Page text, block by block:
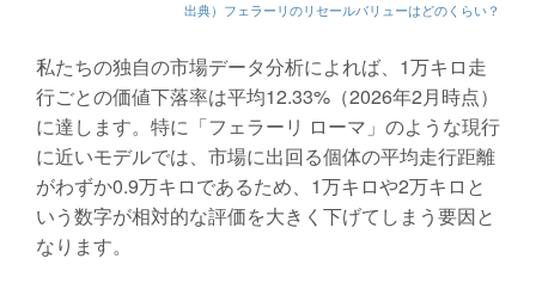
出典）フェラーリのリセールバリューはどのくらい？
私たちの独自の市場データ分析によれば、1万キロ走
行ごとの価値下落率は平均12.33%（2026年2月時点）
に達します。特に「フェラーリ ローマ」のような現行
に近いモデルでは、市場に出回る個体の平均走行距離
がわずか0.9万キロであるため、1万キロや2万キロと
いう数字が相対的な評価を大きく下げてしまう要因と
なります。